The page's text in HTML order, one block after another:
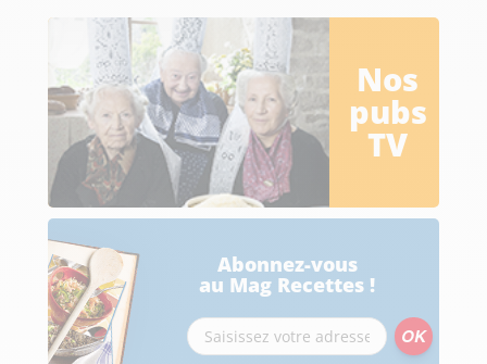
Nos
pubs
TV
Abonnez-vous
au Mag Recettes !